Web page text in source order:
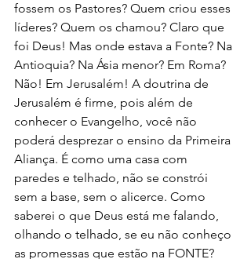
fossem os Pastores? Quem criou esses
líderes? Quem os chamou? Claro que
foi Deus! Mas onde estava a Fonte? Na
Antioquia? Na Ásia menor? Em Roma?
Não! Em Jerusalém! A doutrina de
Jerusalém é firme, pois além de
conhecer o Evangelho, você não
poderá desprezar o ensino da Primeira
Aliança. É como uma casa com
paredes e telhado, não se constrói
sem a base, sem o alicerce. Como
saberei o que Deus está me falando,
olhando o telhado, se eu não conheço
as promessas que estão na FONTE?